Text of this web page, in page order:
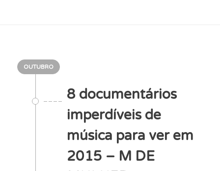
OUTUBRO
8 documentários
imperdíveis de
música para ver em
2015 – M DE